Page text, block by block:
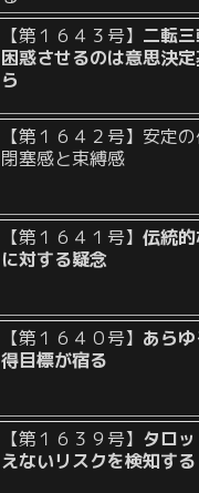
【第１６４３号】 二転
困惑させるのは意思決
ら
【第１６４２号】安定
閉塞感と束縛感
【第１６４１号】伝統
に対する疑念
【第１６４０号】 あら
得目標が宿る
【第１６３９号】 タロ
えないリスクを検知する